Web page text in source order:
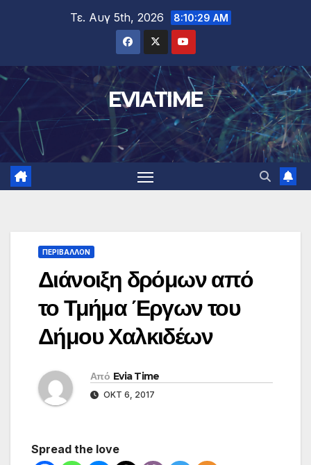
Τε. Αυγ 5th, 2026 8:10:29 AM
EVIATIME
ΠΕΡΙΒΑΛΛΟΝ
Διάνοιξη δρόμων από
το Τμήμα Έργων του
Δήμου Χαλκιδέων
Από Evia Time
ΟΚΤ 6, 2017
Spread the love